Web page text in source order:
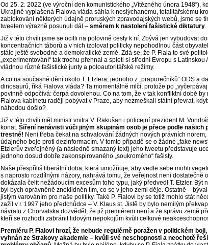
Od 25. 2. 2022 (ve výroční den komunistického „Vítězného února 1948“),
Ukrajině vyplašená Fialova vláda sáhla k neslýchanému, totalitářskému
zablokování některých údajně proruských zpravodajských webů, jsme se
tweetem výrazně posunuli dál – směrem k nastolení fašistické diktatury.
Již v této chvíli jsme se ocitli na polovině cesty k ní. Zbývá jen vybudovat
koncentračních táborů a v nich izolovat politicky nepohodlnou část
stále ještě svobodné a demokratické země. Zdá se, že P. Fiala to své
„experimentování“ tak trochu přehnal a spletl si střední Evropu s Latinskou
vládnou různé fašistické junty a poloautoritářské režimy.
A co na současné dění okolo T. Etzlera, jednoho z „praporečníků“ ODS a
dinosaurů, říká Fialova vláda? Ta momentálně mlčí, protože po
povinně odpočívá: čerpá dovolenou. Co na tom, že v tak konfliktní době by
Fialova kabinetu raději pobývat v Praze, aby nezmeškali státní převrat,
náhodou došlo?
Již v této chvíli měl ministr vnitra V. Rakušan i policejní prezident M.
konat. Šíření nenávisti vůči jiným skupinám osob je přece podle našich
trestné! Není třeba čekat na schvalování žádných nových právních
údajného boje proti dezinformacím. V tomto případě se o žádné „fake
Etzlerův zveřejněný (a následně smazaný text) jeho tweetu představuje
jednoho dosud dobře zakonspirovaného „soukromého“ fašisty.
Naše přespříliš liberální doba, která umožňuje, aby vedle sebe mohli
s naprosto rozdílnými názory, nahrává tomu, že veřejnost není dostatečně
dokázala čelit nežádoucím excesům toho typu, jaký předvedl T. Etzler. Být
byl bych oprávněně zneklidněn tím, co se v jeho zemi děje. Ostatně –
jistým varováním pro naše politiky. Také P. Fialovi by se totiž mohlo stát
zažil v r. 1997 jeho předchůdce – V. Klaus st. Jistě by bylo nemilým
návratu z Chorvatska dozvěděl, že již premiérem není a že správu země
kteří se rozhodli zabránit lidovým nepokojům kvůli celkové
Premiéru P. Fialovi hrozí, že nebude regulérně poražen v politickém
vyhnán ze Strakovy akademie – kvůli své neschopnosti a neochotě